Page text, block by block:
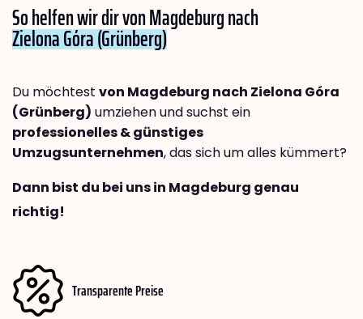
So helfen wir dir von Magdeburg nach
Zielona Góra (Grünberg)
Du möchtest von Magdeburg nach Zielona Góra
(Grünberg) umziehen und suchst ein
professionelles & günstiges
Umzugsunternehmen, das sich um alles kümmert?
Dann bist du bei uns in Magdeburg genau
richtig!
Transparente Preise